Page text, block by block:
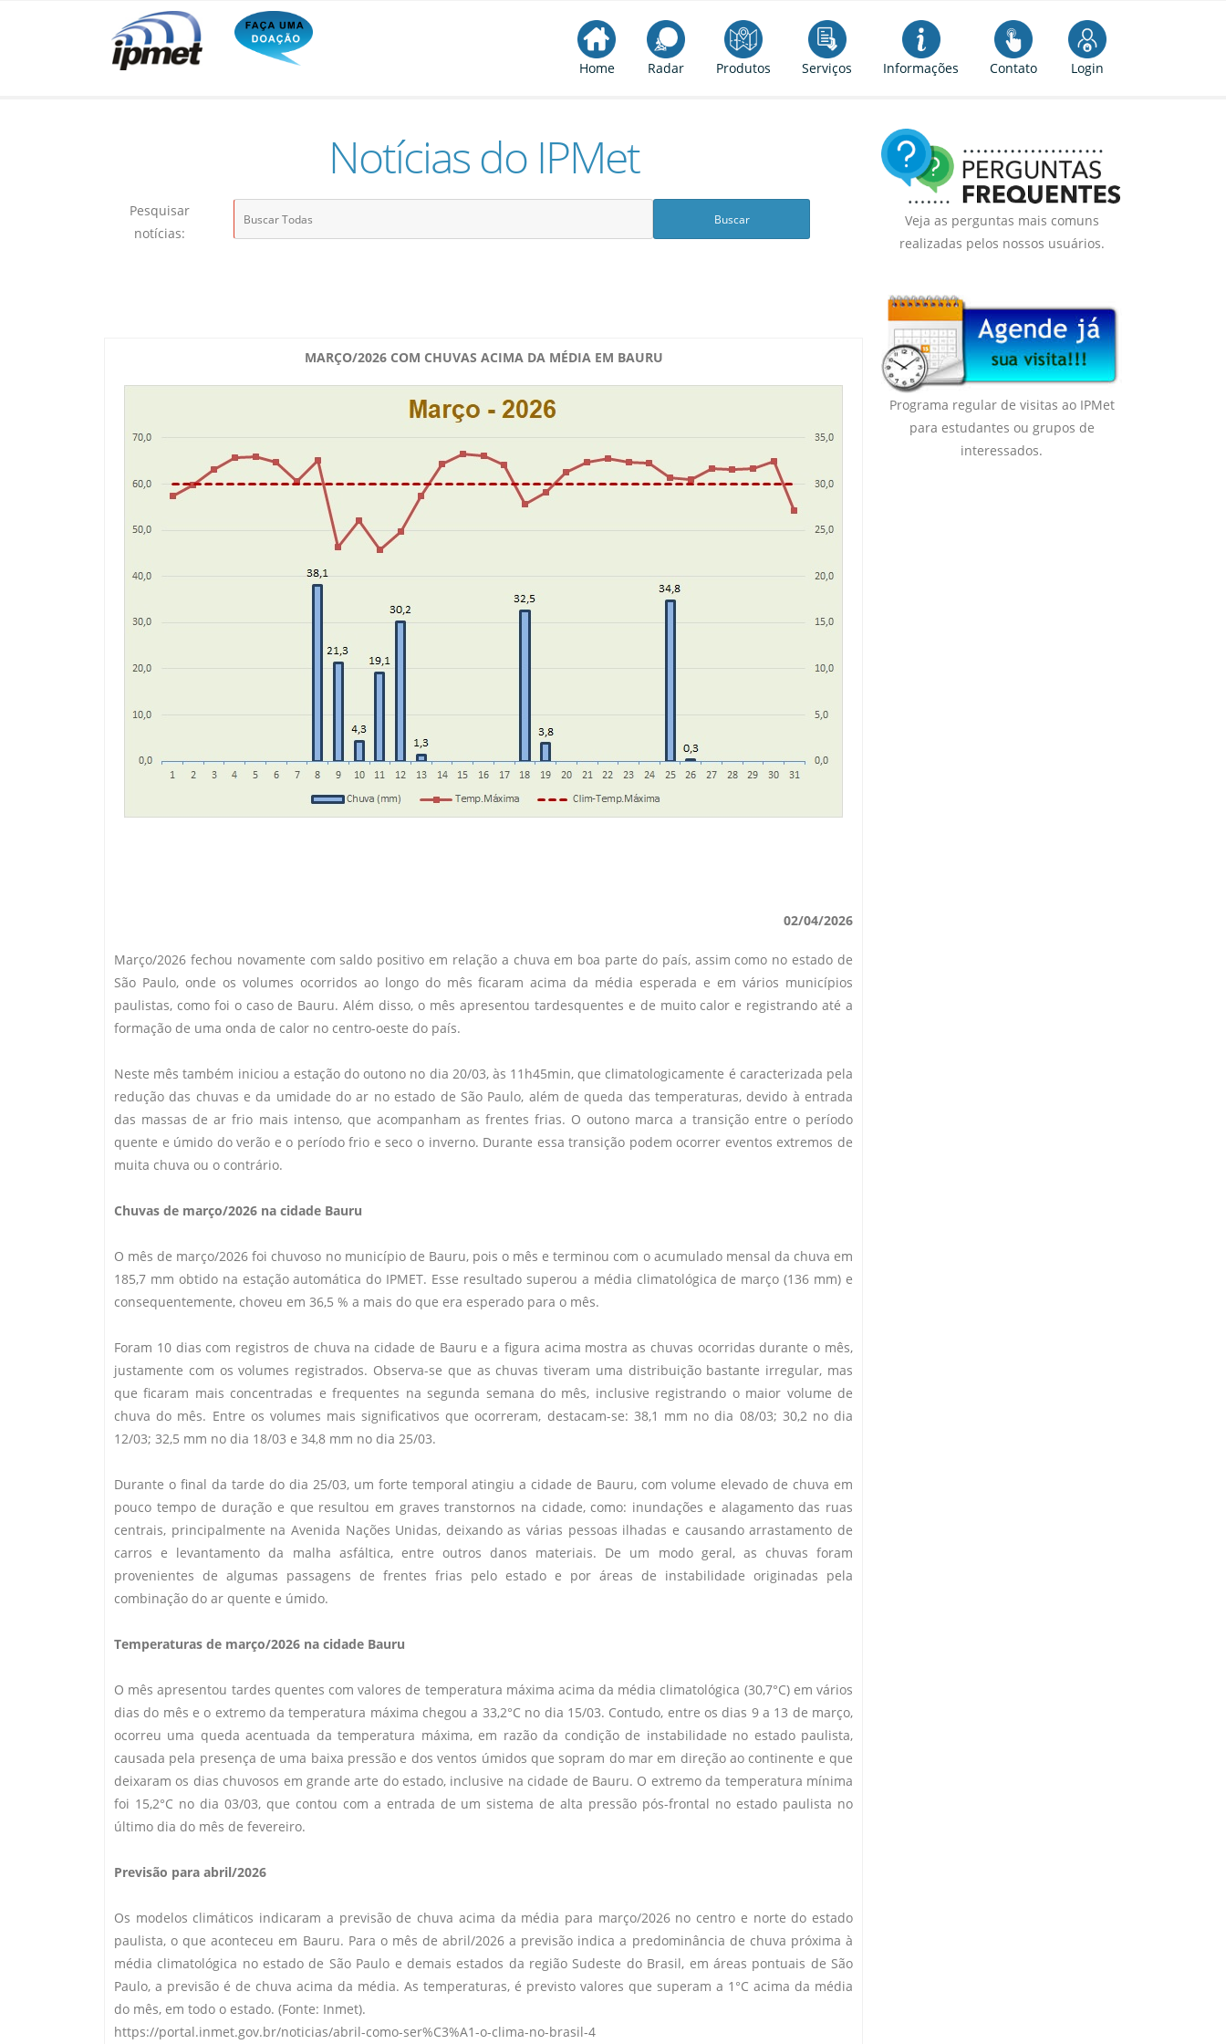
Home Radar Produtos Serviços Informações Contato Login
Notícias do IPMet
Pesquisar
notícias:
MARÇO/2026 COM CHUVAS ACIMA DA MÉDIA EM BAURU
02/04/2026
Março/2026 fechou novamente com saldo positivo em relação a chuva em boa parte do país, assim como no estado de
São Paulo, onde os volumes ocorridos ao longo do mês ficaram acima da média esperada e em vários municípios
paulistas, como foi o caso de Bauru. Além disso, o mês apresentou tardesquentes e de muito calor e registrando até a
formação de uma onda de calor no centro-oeste do país.
Neste mês também iniciou a estação do outono no dia 20/03, às 11h45min, que climatologicamente é caracterizada pela
redução das chuvas e da umidade do ar no estado de São Paulo, além de queda das temperaturas, devido à entrada
das massas de ar frio mais intenso, que acompanham as frentes frias. O outono marca a transição entre o período
quente e úmido do verão e o período frio e seco o inverno. Durante essa transição podem ocorrer eventos extremos de
muita chuva ou o contrário.
Chuvas de março/2026 na cidade Bauru
O mês de março/2026 foi chuvoso no município de Bauru, pois o mês e terminou com o acumulado mensal da chuva em
185,7 mm obtido na estação automática do IPMET. Esse resultado superou a média climatológica de março (136 mm) e
consequentemente, choveu em 36,5 % a mais do que era esperado para o mês.
Foram 10 dias com registros de chuva na cidade de Bauru e a figura acima mostra as chuvas ocorridas durante o mês,
justamente com os volumes registrados. Observa-se que as chuvas tiveram uma distribuição bastante irregular, mas
que ficaram mais concentradas e frequentes na segunda semana do mês, inclusive registrando o maior volume de
chuva do mês. Entre os volumes mais significativos que ocorreram, destacam-se: 38,1 mm no dia 08/03; 30,2 no dia
12/03; 32,5 mm no dia 18/03 e 34,8 mm no dia 25/03.
Durante o final da tarde do dia 25/03, um forte temporal atingiu a cidade de Bauru, com volume elevado de chuva em
pouco tempo de duração e que resultou em graves transtornos na cidade, como: inundações e alagamento das ruas
centrais, principalmente na Avenida Nações Unidas, deixando as várias pessoas ilhadas e causando arrastamento de
carros e levantamento da malha asfáltica, entre outros danos materiais. De um modo geral, as chuvas foram
provenientes de algumas passagens de frentes frias pelo estado e por áreas de instabilidade originadas pela
combinação do ar quente e úmido.
Temperaturas de março/2026 na cidade Bauru
O mês apresentou tardes quentes com valores de temperatura máxima acima da média climatológica (30,7°C) em vários
dias do mês e o extremo da temperatura máxima chegou a 33,2°C no dia 15/03. Contudo, entre os dias 9 a 13 de março,
ocorreu uma queda acentuada da temperatura máxima, em razão da condição de instabilidade no estado paulista,
causada pela presença de uma baixa pressão e dos ventos úmidos que sopram do mar em direção ao continente e que
deixaram os dias chuvosos em grande arte do estado, inclusive na cidade de Bauru. O extremo da temperatura mínima
foi 15,2°C no dia 03/03, que contou com a entrada de um sistema de alta pressão pós-frontal no estado paulista no
último dia do mês de fevereiro.
Previsão para abril/2026
Os modelos climáticos indicaram a previsão de chuva acima da média para março/2026 no centro e norte do estado
paulista, o que aconteceu em Bauru. Para o mês de abril/2026 a previsão indica a predominância de chuva próxima à
média climatológica no estado de São Paulo e demais estados da região Sudeste do Brasil, em áreas pontuais de São
Paulo, a previsão é de chuva acima da média. As temperaturas, é previsto valores que superam a 1°C acima da média
do mês, em todo o estado. (Fonte: Inmet).
https://portal.inmet.gov.br/noticias/abril-como-ser%C3%A1-o-clima-no-brasil-4
Veja as perguntas mais comuns
realizadas pelos nossos usuários.
Programa regular de visitas ao IPMet
para estudantes ou grupos de
interessados.